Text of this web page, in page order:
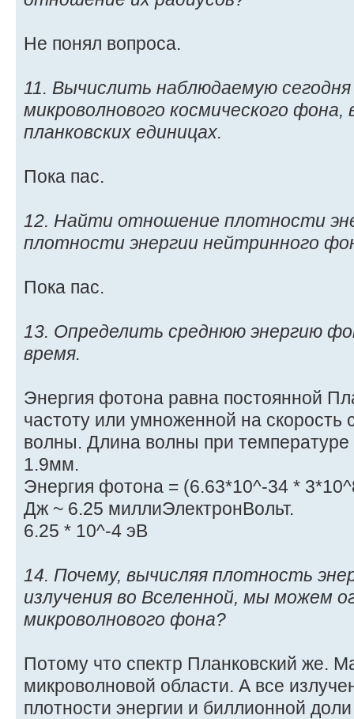
Не понял вопроса.
11. Вычислить наблюдаемую
микроволнового космического фона,
планковских единицах.
Пока пас.
12. Найти отношение плотности
плотности энергии нейтринного
Пока пас.
13. Определить среднюю энергию
время.
Энергия фотона равна постоянной
частоту или умноженной на скорость
волны. Длина волны при
1.9мм.
Энергия фотона = (6.63*10^-34 *
Дж ~ 6.25 миллиЭлектронВольт.
6.25 * 10^-4 эВ
14. Почему, вычисляя плотность
излучения во Вселенной, мы можем
микроволнового фона?
Потому что спектр Планковский же.
микроволновой области. А все
плотности энергии и биллионной